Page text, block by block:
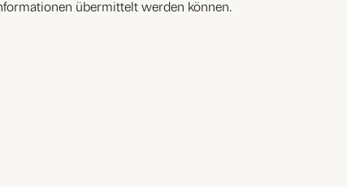
übermittelt werden können.